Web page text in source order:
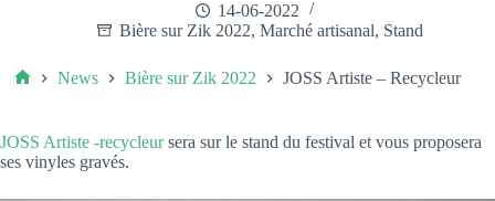
14-06-2022
Bière sur Zik 2022, Marché artisanal, Stand
News Bière sur Zik 2022 JOSS Artiste – Recycleur
JOSS Artiste -recycleursera sur le stand du festival et vous proposera
ses vinyles gravés.